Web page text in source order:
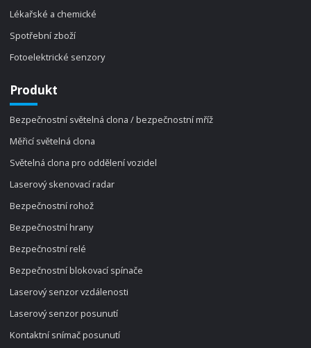
Lékařské a chemické
Spotřební zboží
Fotoelektrické senzory
Produkt
Bezpečnostní světelná clona / bezpečnostní mříž
Měřicí světelná clona
Světelná clona pro oddělení vozidel
Laserový skenovací radar
Bezpečnostní rohož
Bezpečnostní hrany
Bezpečnostní relé
Bezpečnostní blokovací spínače
Laserový senzor vzdálenosti
Laserový senzor posunutí
Kontaktní snímač posunutí